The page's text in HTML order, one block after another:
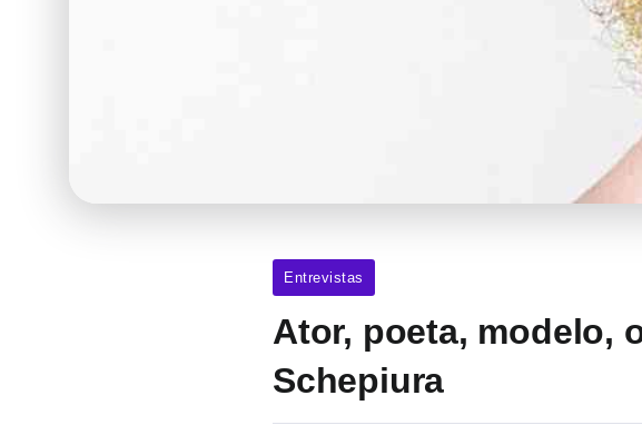
Entrevistas
Ator, poeta, modelo,
Schepiura